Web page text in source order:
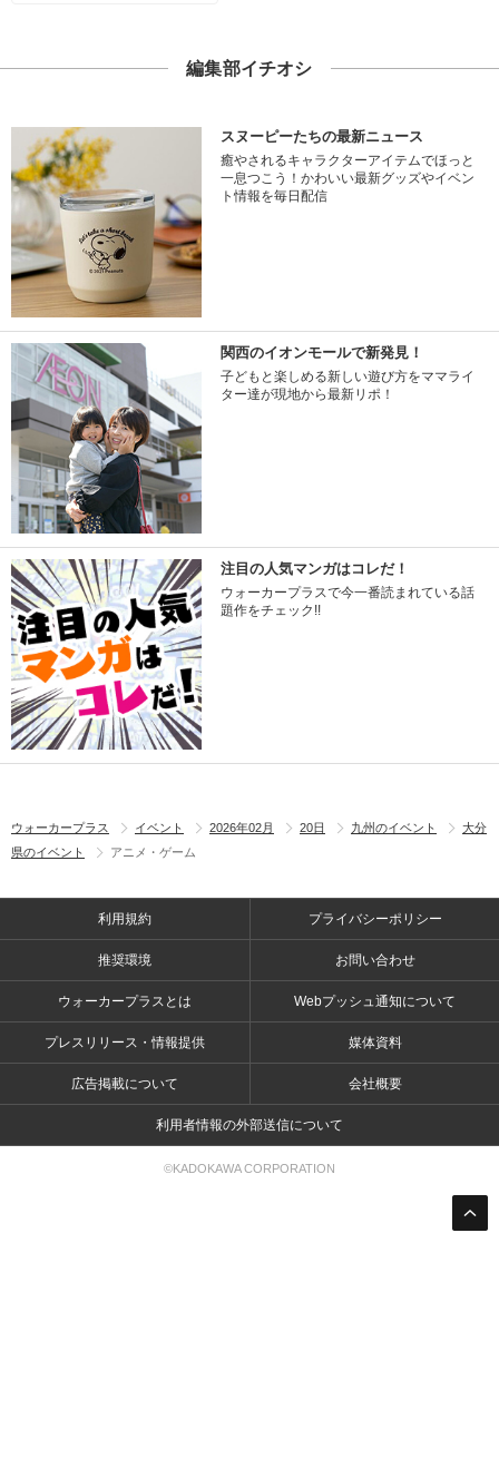
編集部イチオシ
スヌーピーたちの最新ニュース
癒やされるキャラクターアイテムでほっと
一息つこう！かわいい最新グッズやイベン
ト情報を毎日配信
関西のイオンモールで新発見！
子どもと楽しめる新しい遊び方をママライ
ター達が現地から最新リポ！
注目の人気マンガはコレだ！
ウォーカープラスで今一番読まれている話
題作をチェック!!
ウォーカープラス イベント 2026年02月 20日 九州のイベント
大分
県のイベント
アニメ・ゲーム
利用規約 プライバシーポリシー
推奨環境 お問い合わせ
ウォーカープラスとは Webプッシュ通知について
プレスリリース・情報提供 媒体資料
広告掲載について 会社概要
利用者情報の外部送信について
©KADOKAWA CORPORATION